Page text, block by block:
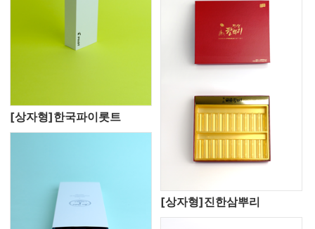
[상자형]한국파이롯트
[상자형]진한삼뿌리